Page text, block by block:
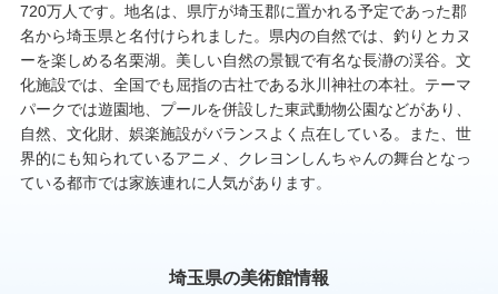
720万人です。地名は、県庁が埼玉郡に置かれる予定であった郡
名から埼玉県と名付けられました。県内の自然では、釣りとカヌ
ーを楽しめる名栗湖。美しい自然の景観で有名な長瀞の渓谷。文
化施設では、全国でも屈指の古社である氷川神社の本社。テーマ
パークでは遊園地、プールを併設した東武動物公園などがあり、
自然、文化財、娯楽施設がバランスよく点在している。また、世
界的にも知られているアニメ、クレヨンしんちゃんの舞台となっ
ている都市では家族連れに人気があります。
埼玉県の美術館情報